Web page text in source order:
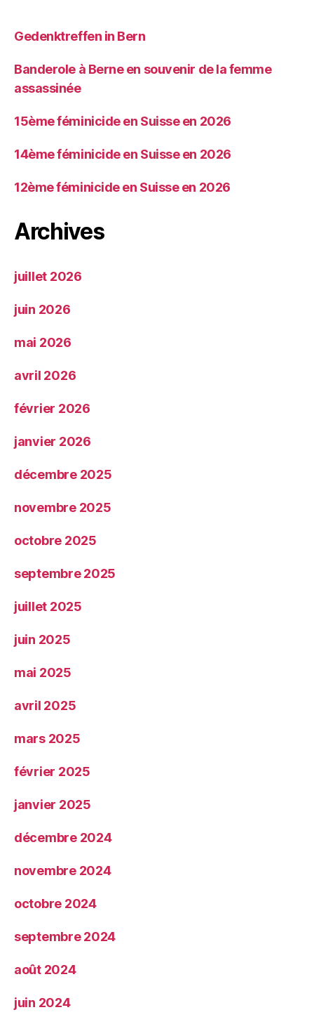
Gedenktreffen in Bern
Banderole à Berne en souvenir de la femme
assassinée
15ème féminicide en Suisse en 2026
14ème féminicide en Suisse en 2026
12ème féminicide en Suisse en 2026
Archives
juillet 2026
juin 2026
mai 2026
avril 2026
février 2026
janvier 2026
décembre 2025
novembre 2025
octobre 2025
septembre 2025
juillet 2025
juin 2025
mai 2025
avril 2025
mars 2025
février 2025
janvier 2025
décembre 2024
novembre 2024
octobre 2024
septembre 2024
août 2024
juin 2024